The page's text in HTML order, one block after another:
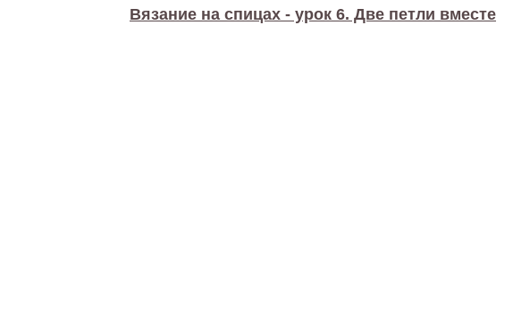
Вязание на спицах - урок 6. Две петли вместе